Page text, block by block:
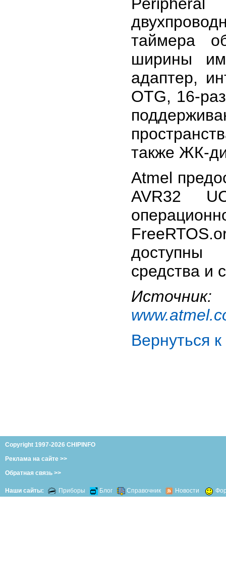
таймера
ширины
адаптер,
OTG, 16-
также ЖК-
Atmel
AVR32
доступны
средства и
Источник:
Вернуться
Copyright 1997-2026 CHIPINFO
Реклама на сайте >>
Обратная связь >>
Наши сайты: Приборы Блог Справочник Новости